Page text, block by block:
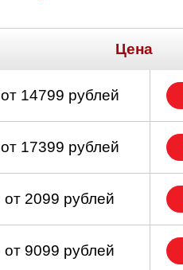
Цена
от 14799 рублей
от 17399 рублей
от 2099 рублей
от 9099 рублей